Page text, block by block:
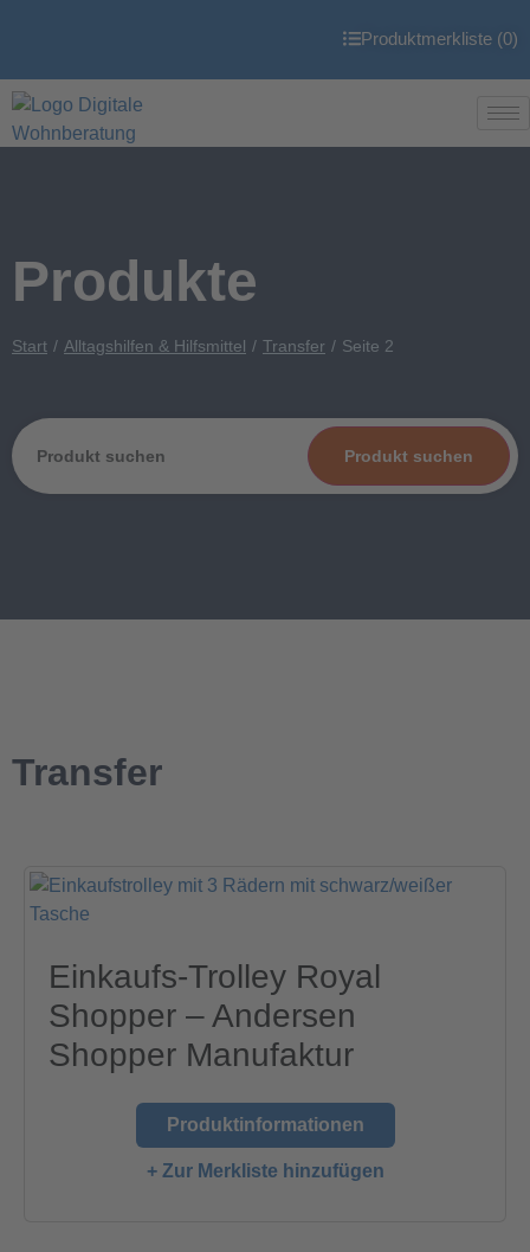
Produktmerkliste (0)
Produkte
Start Alltagshilfen & Hilfsmittel Transfer Seite 2
Produkt suchen
Transfer
Einkaufs-Trolley Royal
Shopper – Andersen
Shopper Manufaktur
Produktinformationen
+ Zur Merkliste hinzufügen